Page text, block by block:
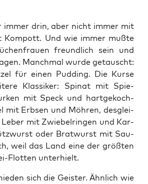
immer drin, aber nicht immer mit
Kom­pott. Und wie immer muß­te
freund­lich sein und
Manch­mal wur­de getauscht:
für einen Pud­ding. Die Kur­se
Klas­si­ker: Spi­nat mit Spie­
mit Speck und hart­ge­koch­
mit Erb­sen und Möh­ren, des­glei­
Leber mit Zwie­bel­rin­gen und Kar­
oder Brat­wurst mit Sau­
weil das Land eine der größ­ten
Flot­ten unterhielt.
sich die Geis­ter. Ähn­lich wie